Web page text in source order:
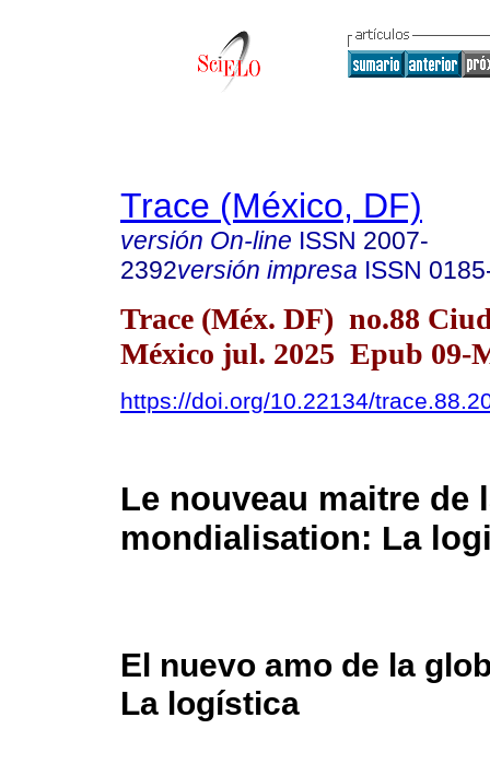
Trace (México, DF)
versión On-line ISSN 2007-
2392versión impresa ISSN
Trace (Méx. DF) no.88
México jul. 2025 Epub 09-
https://doi.org/10.22134/
Le nouveau maitre de
mondialisation: La
El nuevo amo de la
La logística